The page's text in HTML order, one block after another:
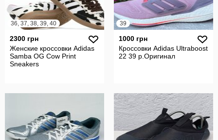
36, 37, 38, 39, 40
2300 грн
Женские кроссовки Adidas
Samba OG Cow Print
Sneakers
39
1000 грн
Кроссовки Adidas Ultraboost
22 39 р.Оригинал